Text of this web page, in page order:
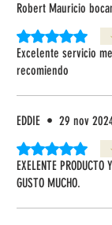
Robert Mauricio
Obtuvo 5 de 5
Excelente servicio
recomiendo
EDDIE • 29 nov
Obtuvo 5 de 5
EXELENTE
GUSTO MUCHO.